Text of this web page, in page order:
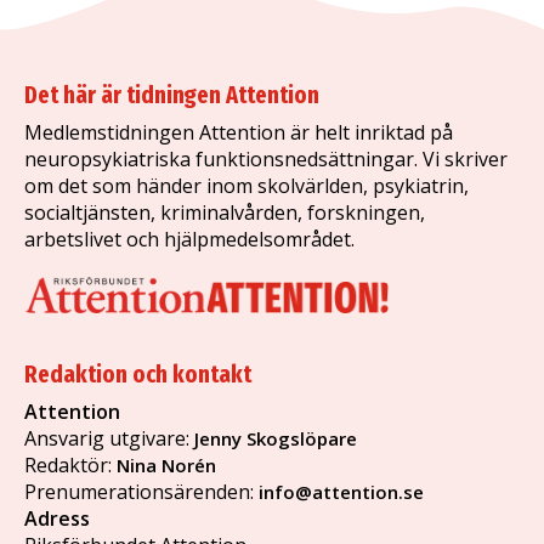
Det här är tidningen Attention
Medlemstidningen Attention är helt inriktad på
neuropsykiatriska funktionsnedsättningar. Vi skriver
om det som händer inom skolvärlden, psykiatrin,
socialtjänsten, kriminalvården, forskningen,
arbetslivet och hjälpmedelsområdet.
Redaktion och kontakt
Attention
Ansvarig utgivare: Jenny Skogslöpare
Redaktör: Nina Norén
Prenumerationsärenden: info@attention.se
Adress